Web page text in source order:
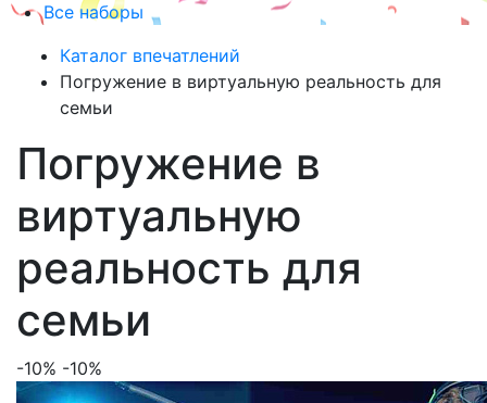
Все наборы
Каталог впечатлений
Погружение в виртуальную реальность для
семьи
Погружение в
виртуальную
реальность для
семьи
-10% -10%